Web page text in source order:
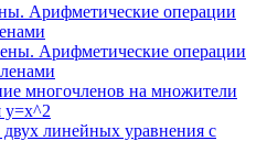
Арифметические операции
Арифметические операции
многочленов на множители
y=x^2
линейных уравнения с